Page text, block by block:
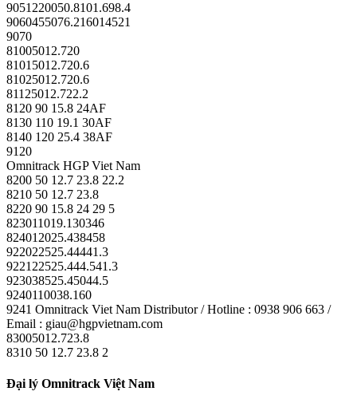
9051220050.8101.698.4
9060455076.216014521
9070
81005012.720
81015012.720.6
81025012.720.6
81125012.722.2
8120 90 15.8 24AF
8130 110 19.1 30AF
8140 120 25.4 38AF
9120
Omnitrack HGP Viet Nam
8200 50 12.7 23.8 22.2
8210 50 12.7 23.8
8220 90 15.8 24 29 5
823011019.130346
824012025.438458
922022525.44441.3
922122525.444.541.3
923038525.45044.5
9240110038.160
9241 Omnitrack Viet Nam Distributor / Hotline : 0938 906 663 /
Email : giau@hgpvietnam.com
83005012.723.8
8310 50 12.7 23.8 2
Đại lý Omnitrack Việt Nam